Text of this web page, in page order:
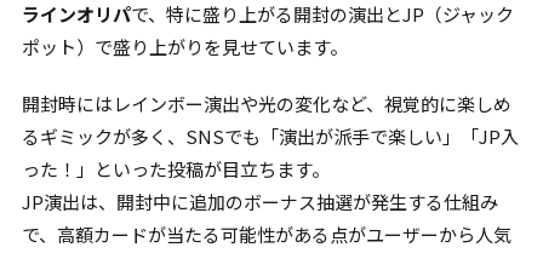
ラインオリパで、特に盛り上がる開封の演出とJP（ジャック
ポット）で盛り上がりを見せています。
開封時にはレインボー演出や光の変化など、視覚的に楽しめ
るギミックが多く、SNSでも「演出が派手で楽しい」「JP入
った！」といった投稿が目立ちます。
JP演出は、開封中に追加のボーナス抽選が発生する仕組み
で、高額カードが当たる可能性がある点がユーザーから人気